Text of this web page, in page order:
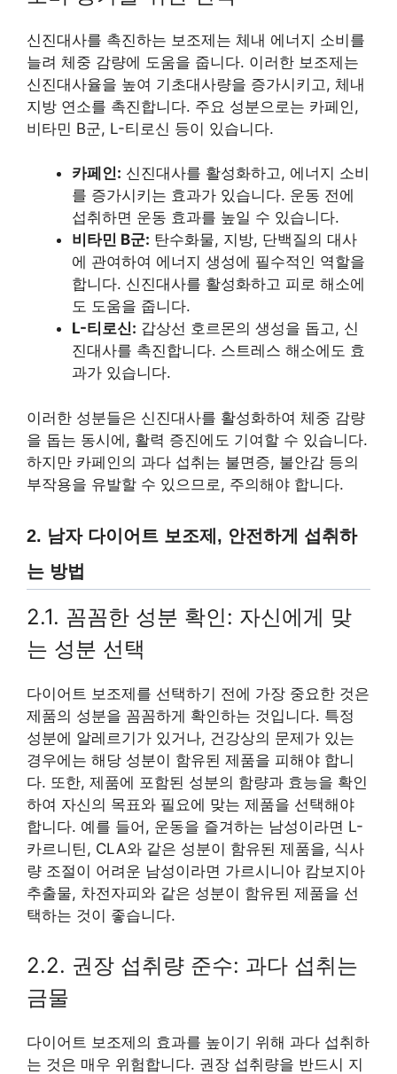
신진대사를 촉진하는 보조제는 체내 에너지 소비를
늘려 체중 감량에 도움을 줍니다. 이러한 보조제는
신진대사율을 높여 기초대사량을 증가시키고, 체내
지방 연소를 촉진합니다. 주요 성분으로는 카페인,
비타민 B군, L-티로신 등이 있습니다.
카페인: 신진대사를 활성화하고, 에너지 소비
를 증가시키는 효과가 있습니다. 운동 전에
섭취하면 운동 효과를 높일 수 있습니다.
비타민 B군: 탄수화물, 지방, 단백질의 대사
에 관여하여 에너지 생성에 필수적인 역할을
합니다. 신진대사를 활성화하고 피로 해소에
도 도움을 줍니다.
L-티로신: 갑상선 호르몬의 생성을 돕고, 신
진대사를 촉진합니다. 스트레스 해소에도 효
과가 있습니다.
이러한 성분들은 신진대사를 활성화하여 체중 감량
을 돕는 동시에, 활력 증진에도 기여할 수 있습니다.
하지만 카페인의 과다 섭취는 불면증, 불안감 등의
부작용을 유발할 수 있으므로, 주의해야 합니다.
2. 남자 다이어트 보조제, 안전하게 섭취하
는 방법
2.1. 꼼꼼한 성분 확인: 자신에게 맞
는 성분 선택
다이어트 보조제를 선택하기 전에 가장 중요한 것은
제품의 성분을 꼼꼼하게 확인하는 것입니다. 특정
성분에 알레르기가 있거나, 건강상의 문제가 있는
경우에는 해당 성분이 함유된 제품을 피해야 합니
다. 또한, 제품에 포함된 성분의 함량과 효능을 확인
하여 자신의 목표와 필요에 맞는 제품을 선택해야
합니다. 예를 들어, 운동을 즐겨하는 남성이라면 L-
카르니틴, CLA와 같은 성분이 함유된 제품을, 식사
량 조절이 어려운 남성이라면 가르시니아 캄보지아
추출물, 차전자피와 같은 성분이 함유된 제품을 선
택하는 것이 좋습니다.
2.2. 권장 섭취량 준수: 과다 섭취는
금물
다이어트 보조제의 효과를 높이기 위해 과다 섭취하
는 것은 매우 위험합니다. 권장 섭취량을 반드시 지